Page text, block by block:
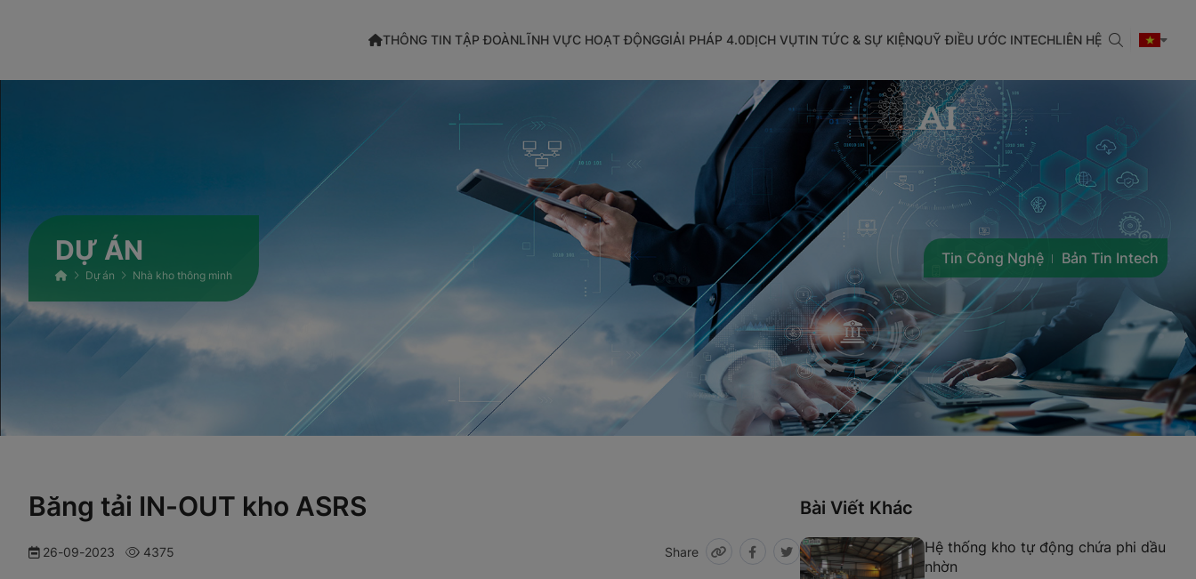
THÔNG TIN TẬP ĐOÀNLĨNH VỰC HOẠT ĐỘNGGIẢI PHÁP 4.0DỊCH VỤTIN TỨC & SỰ KIỆNQUỸ ĐIỀU ƯỚC INTECHLIÊN HỆ
DỰ ÁN
Dự án Nhà kho thông minh
Tin Công Nghệ Bản Tin Intech
Băng tải IN-OUT kho ASRS
26-09-2023 4375 Share
Bài Viết Khác
Hệ thống kho tự động chứa phi dầu
nhờn